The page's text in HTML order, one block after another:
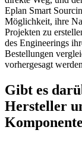
Eplan Smart
Möglichkeit, ihre
Projekten zu
des Engineerings
Bestellungen
vorhergesagt
Gibt es
Hersteller